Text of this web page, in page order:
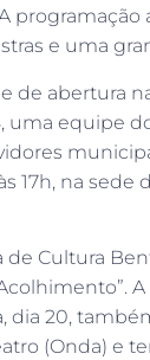
e uma
de abertura
uma equipe
17h, na sede
Cultura
20,
(Onda) e